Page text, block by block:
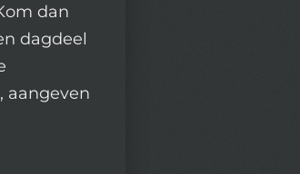
dan
dagdeel
aangeven